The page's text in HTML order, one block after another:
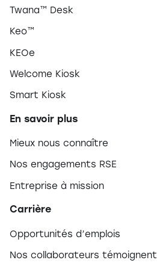
Twana™ Desk
Keo™
KEOe
Welcome Kiosk
Smart Kiosk
En savoir plus
Mieux nous connaître
Nos engagements RSE
Entreprise à mission
Carrière
Opportunités d’emplois
Nos collaborateurs témoignent